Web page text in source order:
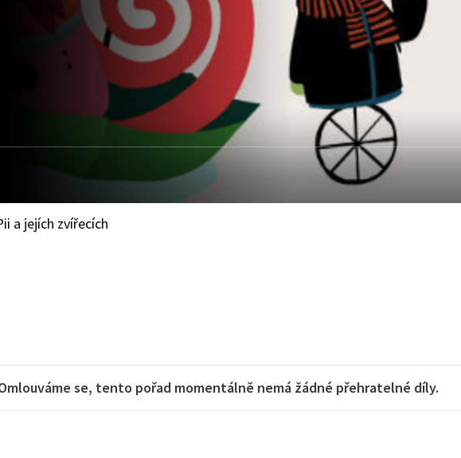
a jejích zvířecích
se, tento pořad momentálně nemá žádné přehratelné díly.